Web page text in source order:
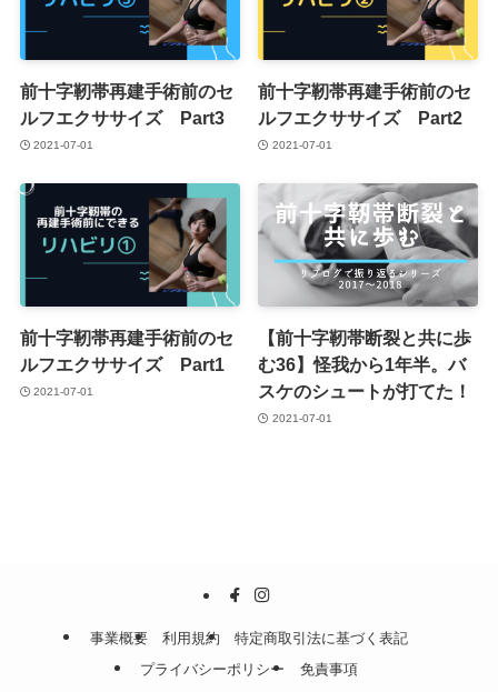
前十字靭帯再建手術前のセ
ルフエクササイズ Part3
2021-07-01
前十字靭帯再建手術前のセ
ルフエクササイズ Part2
2021-07-01
前十字靭帯再建手術前のセ
ルフエクササイズ Part1
2021-07-01
【前十字靭帯断裂と共に歩
む36】怪我から1年半。バ
スケのシュートが打てた！
2021-07-01
事業概要 利用規約
特定商取引法に基づく表記
プライバシーポリシー
免責事項